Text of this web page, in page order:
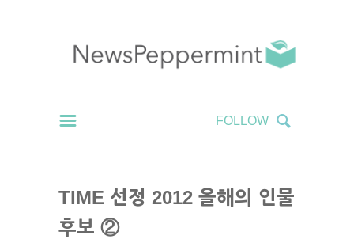
TIME 선정 2012 올해의 인물
후보 ②